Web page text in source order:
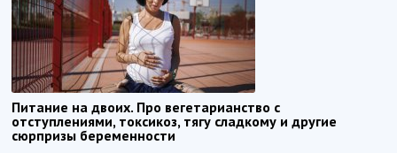
Питание на двоих. Про вегетарианство с
отступлениями, токсикоз, тягу сладкому и другие
сюрпризы беременности